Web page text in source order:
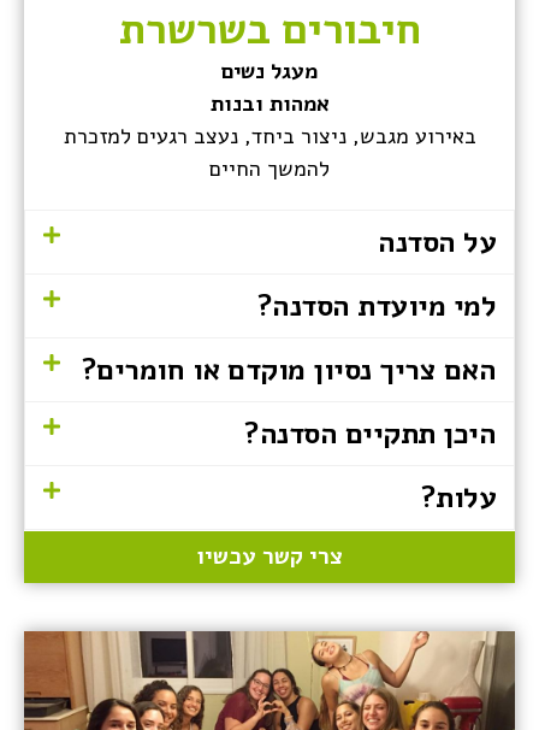
חיבורים בשרשרת
מעגל נשים
אמהות ובנות
באירוע מגבש, ניצור ביחד, נעצב רגעים למזכרת
להמשך החיים
על הסדנה
למי מיועדת הסדנה?
האם צריך נסיון מוקדם או חומרים?
היכן תתקיים הסדנה?
עלות?
צרי קשר עכשיו